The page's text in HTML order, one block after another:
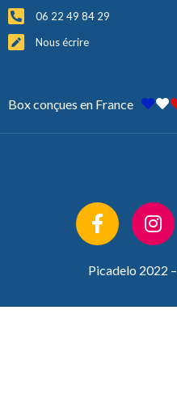
06 22 49 84 29
Nous écrire
Box conçues en France
Picadelo 2022 –